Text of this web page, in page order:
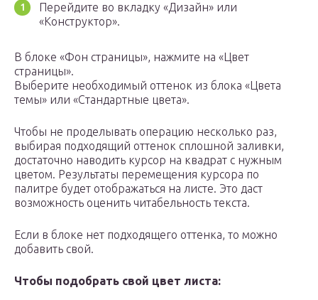
Перейдите во вкладку «Дизайн» или
«Конструктор».
В блоке «Фон страницы», нажмите на «Цвет
страницы».
Выберите необходимый оттенок из блока «Цвета
темы» или «Стандартные цвета».
Чтобы не проделывать операцию несколько раз,
выбирая подходящий оттенок сплошной заливки,
достаточно наводить курсор на квадрат с нужным
цветом. Результаты перемещения курсора по
палитре будет отображаться на листе. Это даст
возможность оценить читабельность текста.
Если в блоке нет подходящего оттенка, то можно
добавить свой.
Чтобы подобрать свой цвет листа: